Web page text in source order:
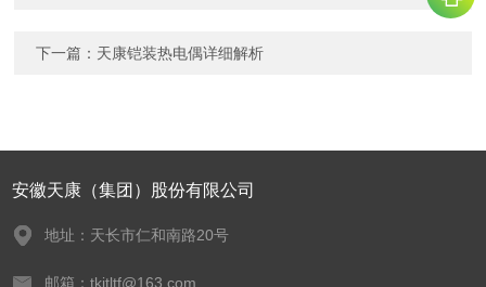
下一篇： 天康铠装热电偶详细解析
安徽天康（集团）股份有限公司
地址：天长市仁和南路20号
邮箱：tkjtltf@163.com